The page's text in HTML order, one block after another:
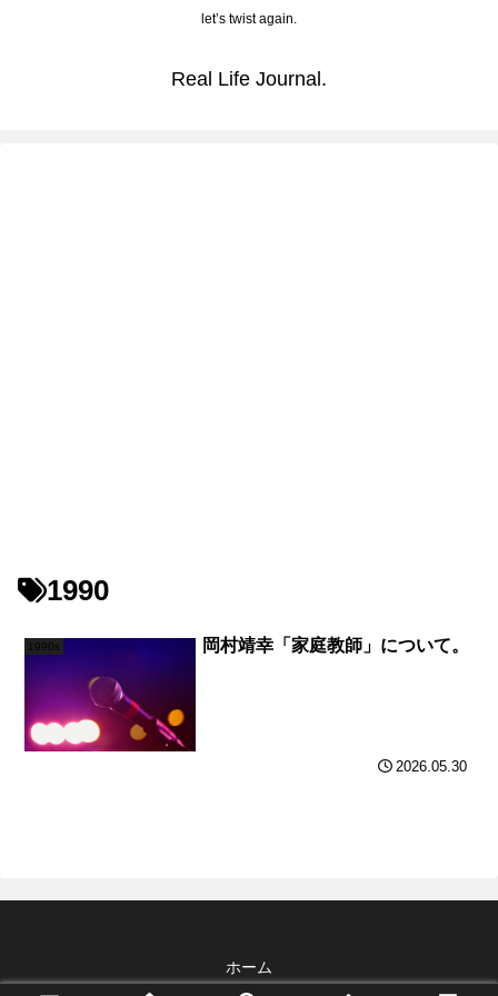
let’s twist again.
Real Life Journal.
1990
1990s 岡村靖幸「家庭教師」について。
2026.05.30
ホーム